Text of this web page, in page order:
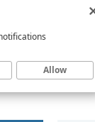
Музыка 2024 года
Allow